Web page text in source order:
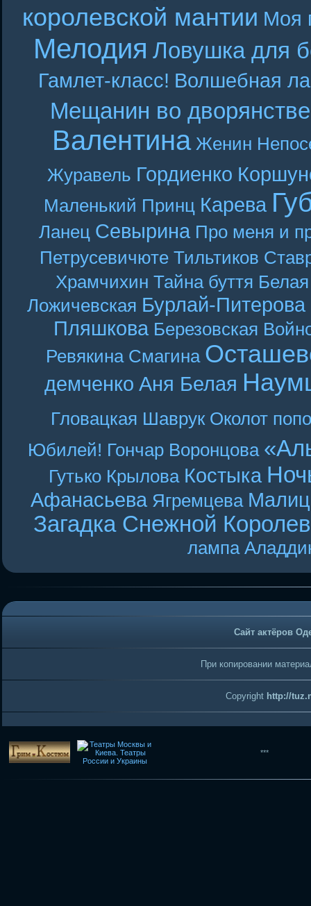
королевской мантии Моя
Мелодия Ловушка для
Гамлет-класс! Волшебная
Мещанин во дворянстве
Валентина Женин
Журавель Гордиенко
Маленький Принц Карева
Ланец Севырина Про меня и
Петрусевичюте Тильтиков
Храмчихин Тайна буття
Ложичевская Бурлай-Питерова
Пляшкова Березовская
Ревякина Смагина
демченко Аня Белая
Гловацкая Шаврук Околот
Юбилей! Гончар Воронцова
Гутько Крылова Костыка
Афанасьева Ягремцева
Загадка Снежной
лампа
Сайт актёров
При копировании
Copyright http://
***